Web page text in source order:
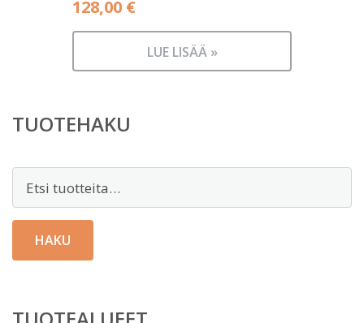
128,00 €
LUE LISÄÄ »
TUOTEHAKU
HAKU